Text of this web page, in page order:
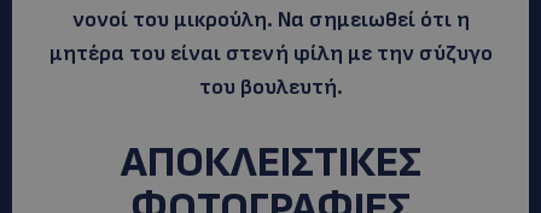
νονοί του μικρούλη. Να σημειωθεί ότι η
μητέρα του είναι στενή φίλη με την σύζυγο
του βουλευτή.
ΑΠΟΚΛΕΙΣΤΙΚΕΣ